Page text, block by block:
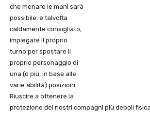
che menare le mani sarà
possibile, e talvolta
caldamente consigliato,
impiegare il proprio
turno per spostare il
proprio personaggio di
una (o più, in base alle
varie abilità) posizioni.
Riuscire a ottenere la
protezione dei nostri compagni più deboli